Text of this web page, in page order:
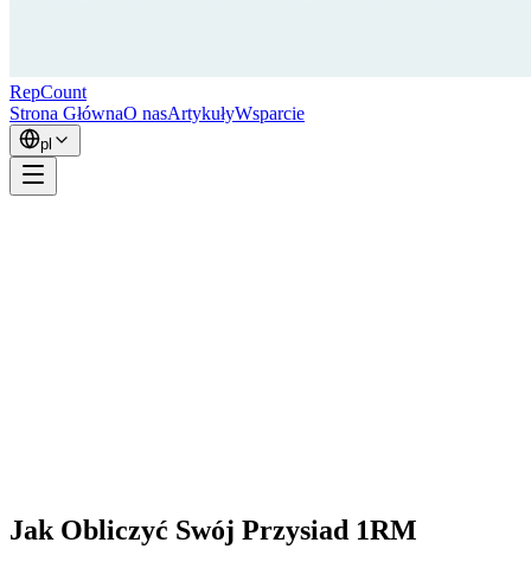
RepCount
Strona GłównaO nasArtykułyWsparcie
pl
Jak Obliczyć Swój Przysiad 1RM